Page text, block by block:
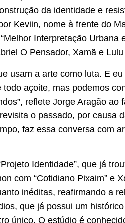
da identidade e
Keviin, nome à frente do
Interpretação
O Pensador, Xamã e
usam a arte como luta. E
açoite, mas podemos
reflete Jorge Aragão
o passado, por causa
faz essa conversa com
Identidade”, que já
com “Cotidiano Pixaim” e
inéditas, reafirmando a
que já possui um
único. O estúdio é